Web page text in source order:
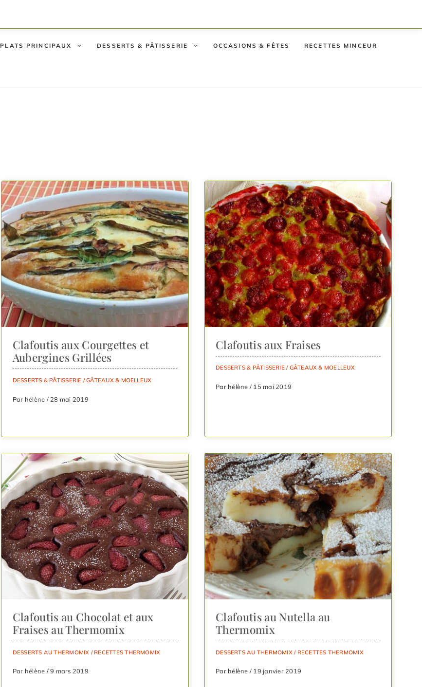
PLATS PRINCIPAUX DESSERTS & PÂTISSERIE OCCASIONS & FÊTES RECETTES MINCEUR
Clafoutis aux Courgettes et
Aubergines Grillées
DESSERTS & PÂTISSERIE /GÂTEAUX & MOELLEUX
Par hélène / 28 mai 2019
Clafoutis aux Fraises
DESSERTS & PÂTISSERIE/ GÂTEAUX & MOELLEUX
Par hélène / 15 mai 2019
Clafoutis au Chocolat et aux
Fraises au Thermomix
DESSERTS AU THERMOMIX / RECETTES THERMOMIX
Par hélène / 9 mars 2019
Clafoutis au Nutella au
Thermomix
DESSERTS AU THERMOMIX/ RECETTES THERMOMIX
Par hélène / 19 janvier 2019